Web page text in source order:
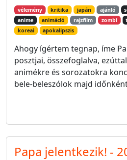
vélemény kritika japán ajánló
anime
animáció rajzfilm zombi
koreai
apokalipszis
Ahogy ígértem tegnap, íme
posztjai, összefoglalva,
animékre és sorozatokra
bele-beleszólok majd
Papa jelentkezik! -